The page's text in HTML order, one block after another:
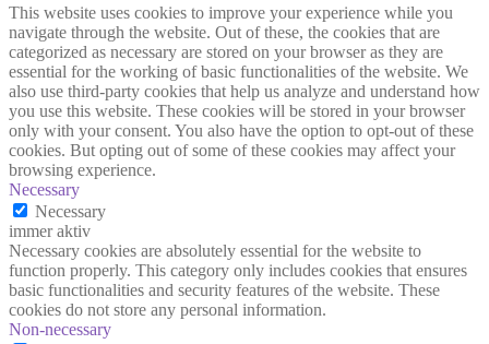
This website uses cookies to improve your experience while you
navigate through the website. Out of these, the cookies that are
categorized as necessary are stored on your browser as they are
essential for the working of basic functionalities of the website. We
also use third-party cookies that help us analyze and understand how
you use this website. These cookies will be stored in your browser
only with your consent. You also have the option to opt-out of these
cookies. But opting out of some of these cookies may affect your
browsing experience.
Necessary
Necessary
immer aktiv
Necessary cookies are absolutely essential for the website to
function properly. This category only includes cookies that ensures
basic functionalities and security features of the website. These
cookies do not store any personal information.
Non-necessary